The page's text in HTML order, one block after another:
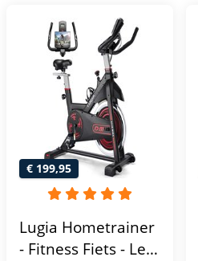
€ 199,95
Lugia Hometrainer
- Fitness Fiets - Led